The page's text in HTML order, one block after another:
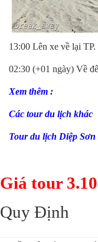
13:00 Lên xe về lại
02:30 (+01 ngày) Về
Xem thêm :
Các tour du lịch khác
Tour du lịch Diệp Sơn
Giá tour
Quy Định